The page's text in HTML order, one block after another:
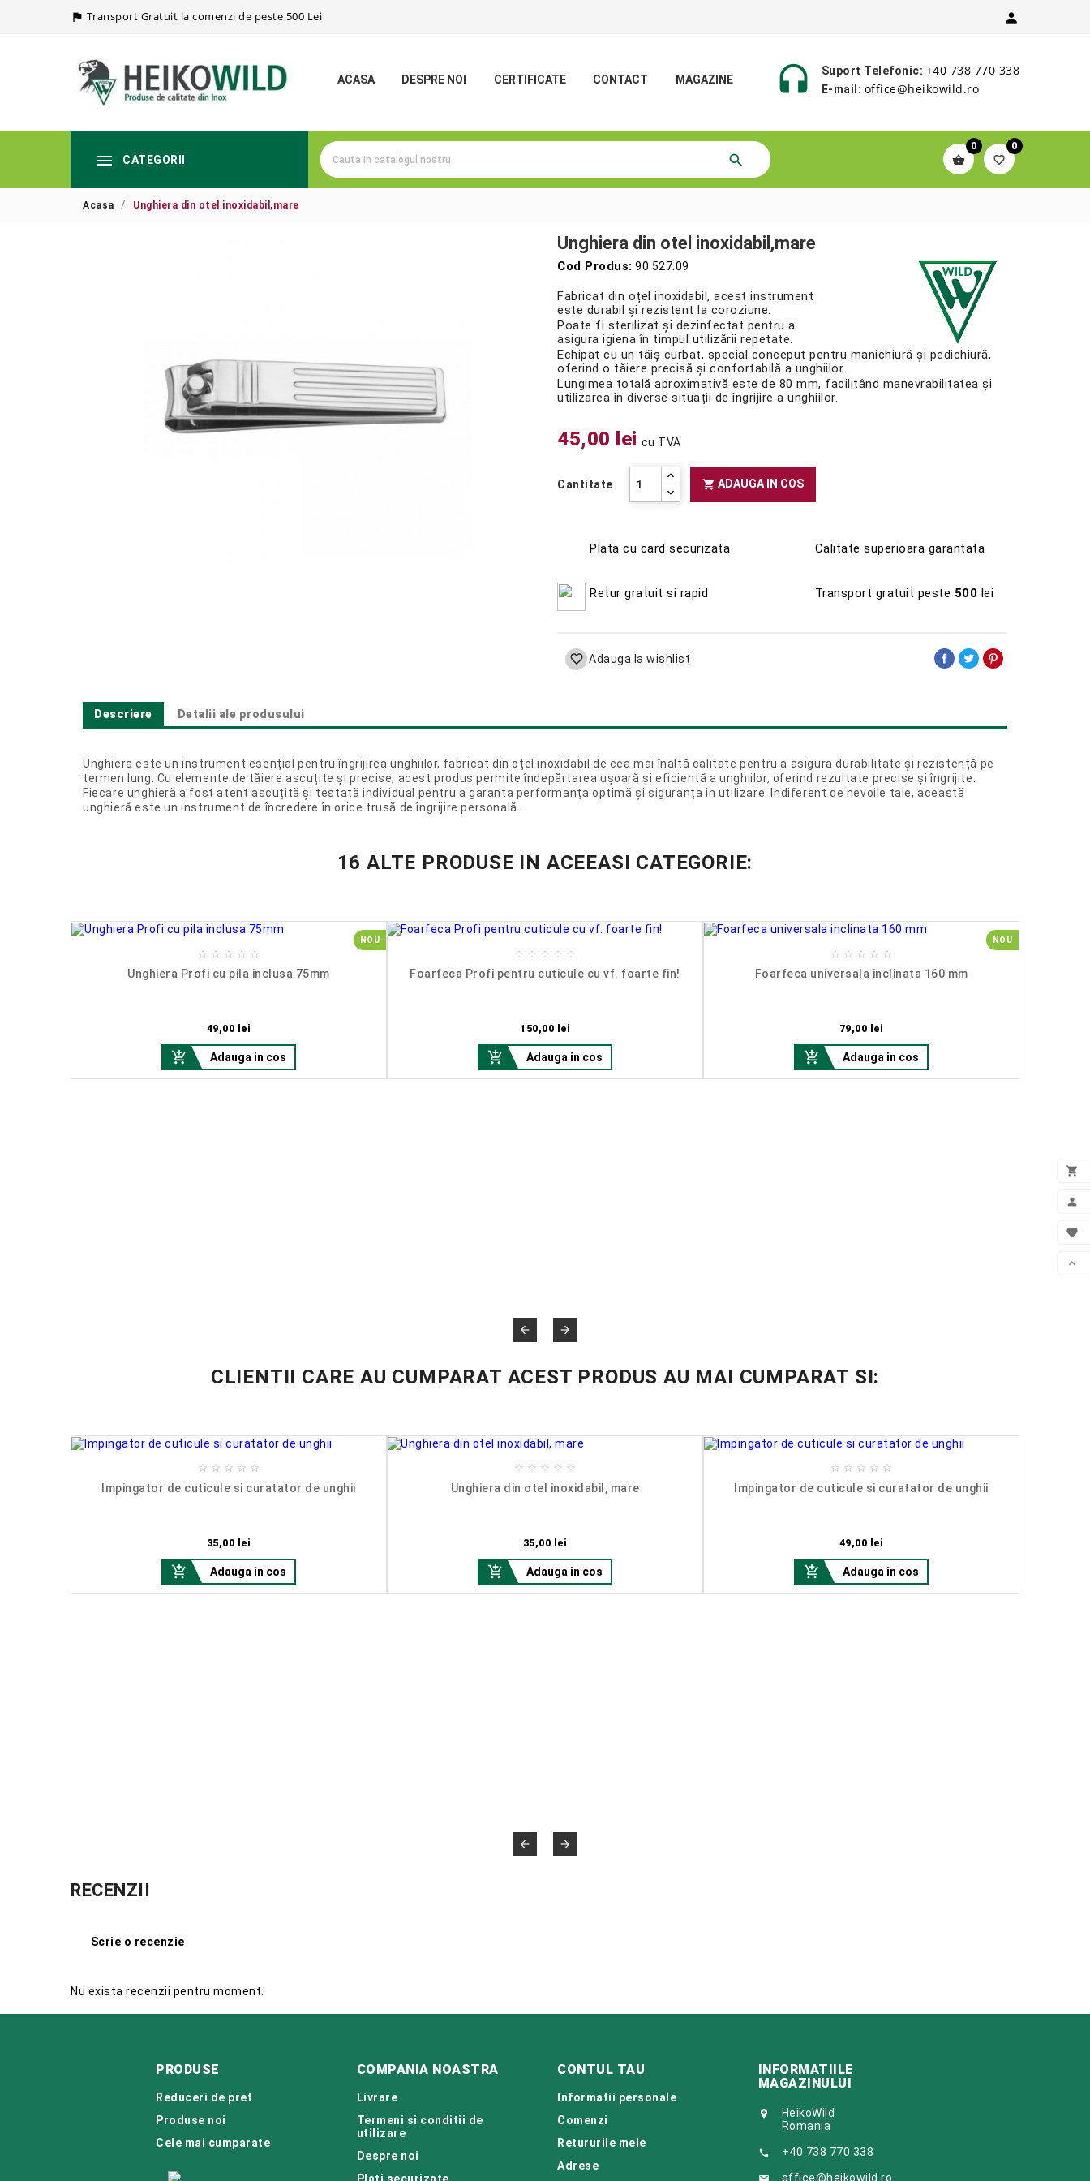




 Transport Gratuit la comenzi de peste 500 Lei 
ACASA DESPRE NOI CERTIFICATE CONTACT MAGAZINE  Suport Telefonic: +40 738 770 338
E-mail: office@heikowild.ro
 CATEGORII  
0

0
Acasa Unghiera din otel inoxidabil,mare
Unghiera din otel inoxidabil,mare
Cod Produs: 90.527.09
Fabricat din oțel inoxidabil, acest instrument
este durabil și rezistent la coroziune.
Poate fi sterilizat și dezinfectat pentru a
asigura igiena în timpul utilizării repetate.
Echipat cu un tăiș curbat, special conceput pentru manichiură și pedichiură,
oferind o tăiere precisă și confortabilă a unghiilor.
Lungimea totală aproximativă este de 80 mm, facilitând manevrabilitatea și
utilizarea în diverse situații de îngrijire a unghiilor.
45,00 lei cu TVA
Cantitate  ADAUGA IN COS
Plata cu card securizata Calitate superioara garantata
Retur gratuit si rapid Transport gratuit peste 500 lei
 Adauga la wishlist
Descriere Detalii ale produsului
Unghiera este un instrument esențial pentru îngrijirea unghiilor, fabricat din oțel inoxidabil de cea mai înaltă calitate pentru a asigura durabilitate și rezistență pe
termen lung. Cu elemente de tăiere ascuțite și precise, acest produs permite îndepărtarea ușoară și eficientă a unghiilor, oferind rezultate precise și îngrijite.
Fiecare unghieră a fost atent ascuțită și testată individual pentru a garanta performanța optimă și siguranța în utilizare. Indiferent de nevoile tale, această
unghieră este un instrument de încredere în orice trusă de îngrijire personală..
16 ALTE PRODUSE IN ACEEASI CATEGORIE:
    
Unghiera Profi cu pila inclusa 75mm
49,00 lei
 Adauga in cos
NOU
    
Foarfeca Profi pentru cuticule cu vf. foarte fin!
150,00 lei
 Adauga in cos
    
Foarfeca universala inclinata 160 mm
79,00 lei
 Adauga in cos
NOU
 
CLIENTII CARE AU CUMPARAT ACEST PRODUS AU MAI CUMPARAT SI:
    
Impingator de cuticule si curatator de unghii
35,00 lei
 Adauga in cos
    
Unghiera din otel inoxidabil, mare
35,00 lei
 Adauga in cos
    
Impingator de cuticule si curatator de unghii
49,00 lei
 Adauga in cos
 
RECENZII
Scrie o recenzie
Nu exista recenzii pentru moment.
PRODUSE
Reduceri de pret
Produse noi
Cele mai cumparate
COMPANIA NOASTRA
Livrare
Termeni si conditii de
utilizare
Despre noi
Plati securizate
CONTUL TAU
Informatii personale
Comenzi
Retururile mele
Adrese
INFORMATIILE
MAGAZINULUI

HeikoWild
Romania
 +40 738 770 338
 office@heikowild.ro